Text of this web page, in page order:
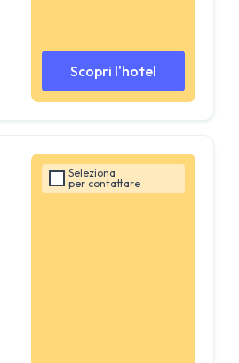
Scopri l'hotel
Seleziona
per contattare